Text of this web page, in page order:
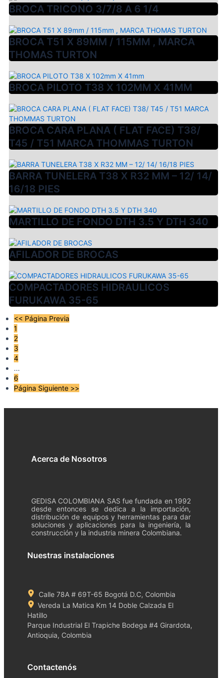
BROCA TRICONO 3/7/8 A 6 1/4
BROCA T51 X 89MM / 115MM , MARCA
THOMAS TURTON
BROCA PILOTO T38 X 102MM X 41MM
BROCA CARA PLANA ( FLAT FACE) T38/
T45 / T51 MARCA THOMMAS TURTON
BARRA TUNELERA T38 X R32 MM – 12/ 14/
16/18 PIES
MARTILLO DE FONDO DTH 3.5 Y DTH 340
AFILADOR DE BROCAS
COMPACTADORES HIDRAULICOS
FURUKAWA 35-65
<< Página Previa
1
2
3
4
...
6
Página Siguiente >>
Acerca de Nosotros
GEDISA COLOMBIANA SAS fue fundada en 1992
desde entonces se dedica a la importación,
distribución de equipos y herramientas para dar
soluciones y aplicaciones para la ingeniería, la
construcción y la industria minera Colombiana.
Nuestras instalaciones
Calle 78A # 69T-65 Bogotá D.C, Colombia
Vereda La Matica Km 14 Doble Calzada El
Hatillo
Parque Industrial El Trapiche Bodega #4 Girardota,
Antioquia, Colombia
Contactenós